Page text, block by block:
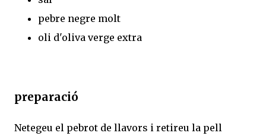
pebre negre molt
oli d'oliva verge extra
preparació
Netegeu el pebrot de llavors i retireu la pell